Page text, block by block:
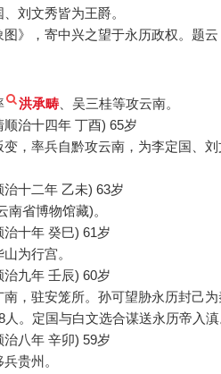
刘文秀皆为王爵。
》，寄中兴之望于永历政权。题
洪承畴 、吴三桂等攻云南。
治十四年 丁酉) 65岁
，率兵自黔攻云南，为李定国、
十二年 乙未) 63岁
南省博物馆藏)。
十年 癸巳) 61岁
为行宫。
九年 壬辰) 60岁
南，驻安笼所。孙可望胁永历封己
。定国与白文选合谋送永历帝入滇
八年 辛卯) 59岁
贵州。